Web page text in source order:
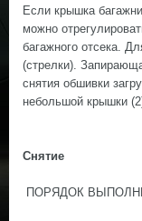
Если крышка
можно
багажного отсека.
(стрелки).
снятия обшивки
небольшой крышки
Снятие
ПОРЯДОК